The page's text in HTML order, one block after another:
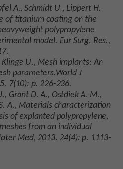
A., Schmidt U., Lippert H.,
of titanium coating on the
polypropylene
model. Eur Surg. Res.,
Klinge U., Mesh implants: An
parameters.World J
7(10): p. 226-236.
Grant D. A., Ostdiek A. M.,
A., Materials characterization
of explanted polypropylene,
from an individual
Med, 2013. 24(4): p. 1113-